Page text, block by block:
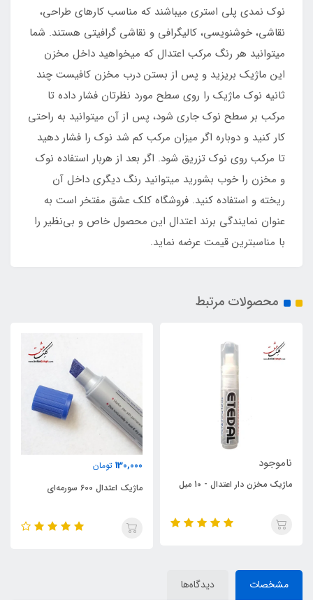
نوک نمدی پلی استری می‏باشند که مناسب کارهای طراحی،
نقاشی، خوشنویسی، کالیگرافی و نقاشی گرافیتی هستند. شما
میتوانید هر رنگ مرکب اعتدال که میخواهید داخل مخزن
این ماژیک بریزید و پس از بستن درب مخزن کافیست چند
ثانیه نوک ماژیک را روی سطح مورد نظرتان فشار داده تا
مرکب بر سطح نوک جاری شود، پس از آن می‏توانید به راحتی
کار کنید و دوباره اگر میزان مرکب کم شد نوک را فشار دهید
تا مرکب روی نوک تزریق شود. اگر بعد از هربار استفاده نوک
و مخزن را خوب بشورید میتوانید رنگ دیگری داخل آن
ریخته و استفاده کنید. فروشگاه کلک عشق مفتخر است به
عنوان نمایندگی برند اعتدال این محصول خاص و بی‌نظیر را
با مناسبترین قیمت عرضه نماید.
محصولات مرتبط
ماژیک اعتدال 600 سورمه‌ای
ناموجود
ماژیک اعتدال 600 قهوه‌ای تیره
مشخصات دیدگاه‌ها